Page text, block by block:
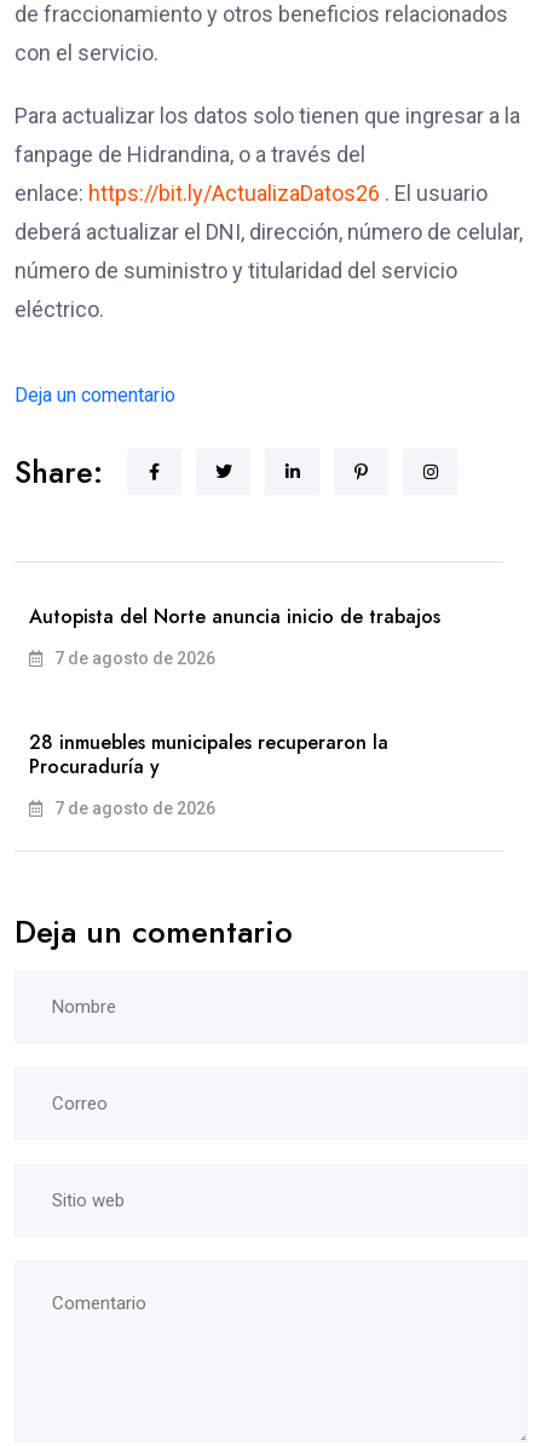
de fraccionamiento y otros beneficios relacionados
con el servicio.
Para actualizar los datos solo tienen que ingresar a la
fanpage de Hidrandina, o a través del
enlace: https://bit.ly/ActualizaDatos26 . El usuario
deberá actualizar el DNI, dirección, número de celular,
número de suministro y titularidad del servicio
eléctrico.
Deja un comentario
Share:
Autopista del Norte anuncia inicio de trabajos
7 de agosto de 2026
28 inmuebles municipales recuperaron la
Procuraduría y
7 de agosto de 2026
Deja un comentario